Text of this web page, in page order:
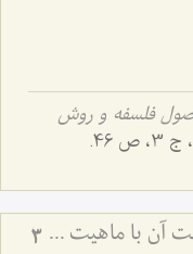
فلسفه و روش
46.
تحلیل فلسفی حقیقت جعل و نسبت آن با ماهیت - بررسی اعتباریت ماهیت در پرتو اصالت وجود 3